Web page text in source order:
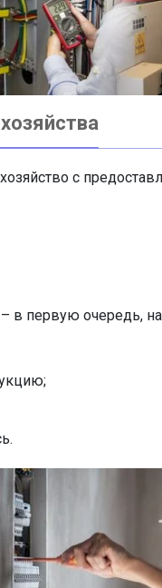
с
в первую очередь,